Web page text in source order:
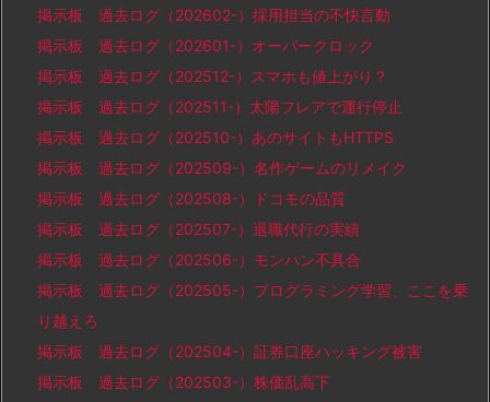
掲示板 過去ログ（202602-）採用担当の不快言動
掲示板 過去ログ（202601-）オーバークロック
掲示板 過去ログ（202512-）スマホも値上がり？
掲示板 過去ログ（202511-）太陽フレアで運行停止
掲示板 過去ログ（202510-）あのサイトもHTTPS
掲示板 過去ログ（202509-）名作ゲームのリメイク
掲示板 過去ログ（202508-）ドコモの品質
掲示板 過去ログ（202507-）退職代行の実績
掲示板 過去ログ（202506-）モンハン不具合
掲示板 過去ログ（202505-）プログラミング学習、ここを乗
り越えろ
掲示板 過去ログ（202504-）証券口座ハッキング被害
掲示板 過去ログ（202503-）株価乱高下